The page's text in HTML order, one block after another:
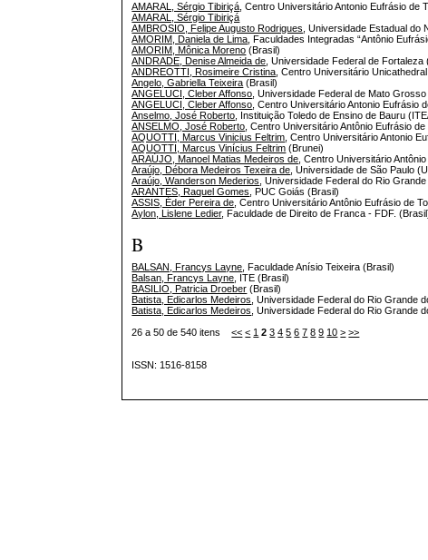
AMARAL, Sérgio Tibiriçá , Centro Universitário Antonio Eufrásio de
AMARAL, Sérgio Tibiriçá
AMBROSIO, Felipe Augusto Rodrigues , Universidade Estadual do
AMORIM, Daniela de Lima , Faculdades Integradas “Antônio
AMORIM, Mônica Moreno (Brasil)
ANDRADE, Denise Almeida de , Universidade Federal de Fortaleza
ANDREOTTI, Rosimeire Cristina , Centro Universitário
Angelo, Gabriella Teixeira (Brasil)
ANGELUCI, Cleber Affonso , Universidade Federal de Mato
ANGELUCI, Cleber Affonso , Centro Universitário Antonio Eufrásio
Anselmo, José Roberto , Instituição Toledo de Ensino de Bauru
ANSELMO, José Roberto , Centro Universitário Antônio Eufrásio
AQUOTTI, Marcus Vinicius Feltrim , Centro Universitário Antonio
AQUOTTI, Marcus Vinícius Feltrim (Brunei)
ARAÚJO, Manoel Matias Medeiros de , Centro Universitário
Araújo, Débora Medeiros Texeira de , Universidade de São Paulo
Araújo, Wanderson Mederios , Universidade Federal do Rio
ARANTES, Raquel Gomes
, PUC Goiás (Brasil)
ASSIS, Éder Pereira de , Centro Universitário Antônio Eufrásio de
Aylon, Lislene Ledier, Faculdade de Direito de Franca - FDF.
B
BALSAN, Francys Layne, Faculdade Anísio Teixeira (Brasil)
Balsan, Francys Layne, ITE (Brasil)
BASILIO, Patricia Droeber (Brasil)
Batista, Edicarlos Medeiros, Universidade Federal do Rio Grande
Batista, Edicarlos Medeiros, Universidade Federal do Rio Grande
26 a 50 de 540 itens<< < 1 2 3 4 5 6 7 8 9 10 > >>
ISSN: 1516-8158